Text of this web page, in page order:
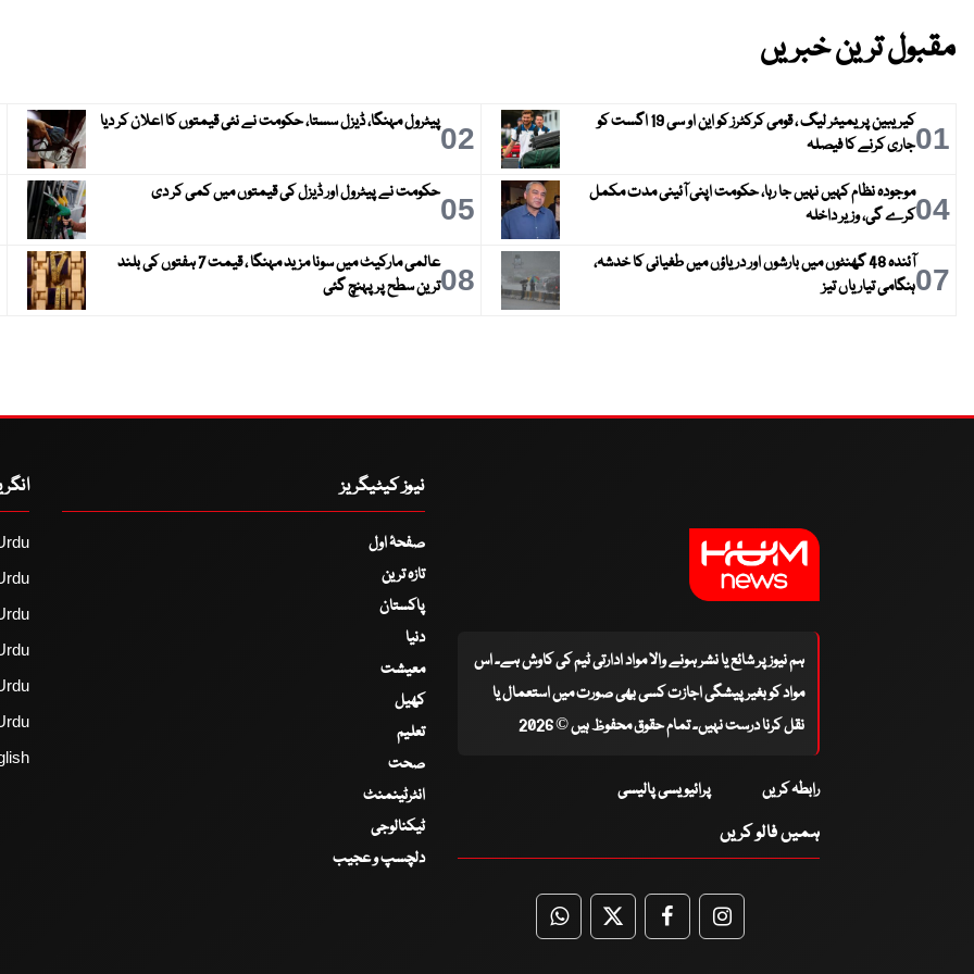
مقبول ترین خبریں
01
کیریبین پریمیئر لیگ ، قومی کرکٹرز کو این او سی 19 اگست کو
جاری کرنے کا فیصلہ
02پیٹرول مہنگا، ڈیزل سستا، حکومت نے نئی قیمتوں کا اعلان کر دیا
04موجودہ نظام کہیں نہیں جا رہا، حکومت اپنی آئینی مدت مکمل
کرے گی، وزیر داخلہ
05حکومت نے پیٹرول اور ڈیزل کی قیمتوں میں کمی کر دی
07
آئندہ 48 گھنٹوں میں بارشوں اور دریاؤں میں طغیانی کا خدشہ،
ہنگامی تیاریاں تیز
08
عالمی مارکیٹ میں سونا مزید مہنگا ، قیمت 7 ہفتوں کی بلند
ترین سطح پر پہنچ گئی
ہم نیوز پر شائع یا نشر ہونے والا مواد ادارتی ٹیم کی کاوش ہے۔ اس
مواد کو بغیر پیشگی اجازت کسی بھی صورت میں استعمال یا
نقل کرنا درست نہیں۔ تمام حقوق محفوظ ہیں © 2026
رابطہ کریں پرائیویسی پالیسی
ہمیں فالو کریں
WhatsApp
TwitterFacebookFacebook
نیوز کیٹیگریز
صفحۂ اول
تازہ ترین
پاکستان
دنیا
معیشت
کھیل
تعلیم
صحت
انٹرٹینمنٹ
ٹیکنالوجی
دلچسپ و عجیب